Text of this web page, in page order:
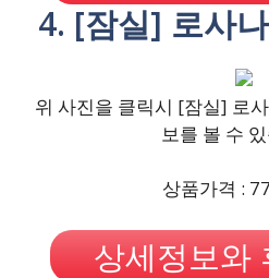
4. [잠실] 로사
위 사진을 클릭시 [잠실] 로
보를 볼 수
상품가격 :
상세정보와